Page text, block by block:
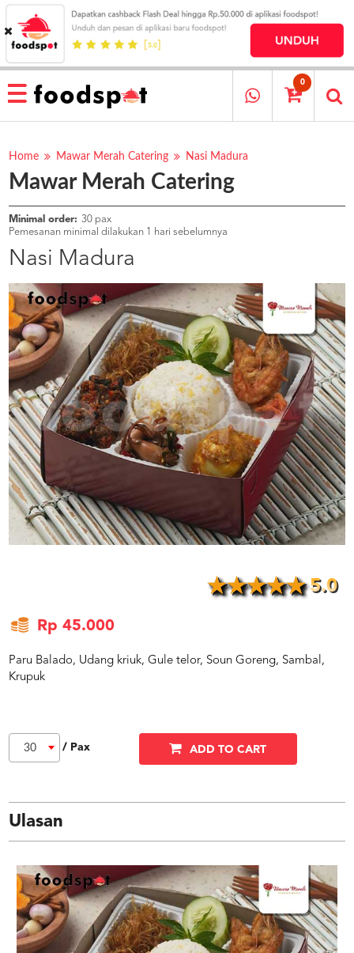
HOME
MENU
RESTAURANT
PESAN
OUR
COMPANY
KATA
MEREKA
KATALOG
LOYALTY
PROGRAM
FAQ
ABOUT
US
CATERERS
BLOG
TERMS
&
CONDITIONS
CALL
CENTER
021
5091
0
Home Mawar Merah Catering Nasi Madura
Mawar Merah Catering
Minimal order: 30 pax
Pemesanan minimal dilakukan 1 hari sebelumnya
Nasi Madura
5.0
Rp 45.000
Paru Balado, Udang kriuk, Gule telor, Soun Goreng, Sambal,
Krupuk
30 / Pax ADD TO CART
Ulasan